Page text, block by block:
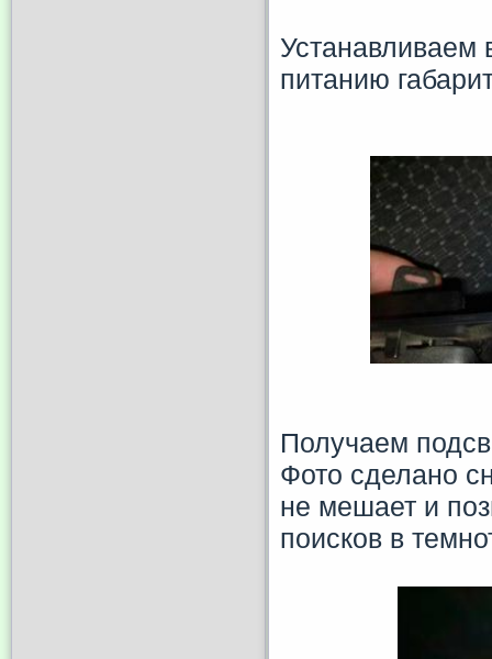
Устанавливаем
питанию
Получаем
Фото сделано
не мешает и
поисков в